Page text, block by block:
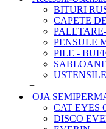
BITURI
CAPETE
PENSULE
PILE -
USTENSILE
+
OJA
CAT EYES
DISCO